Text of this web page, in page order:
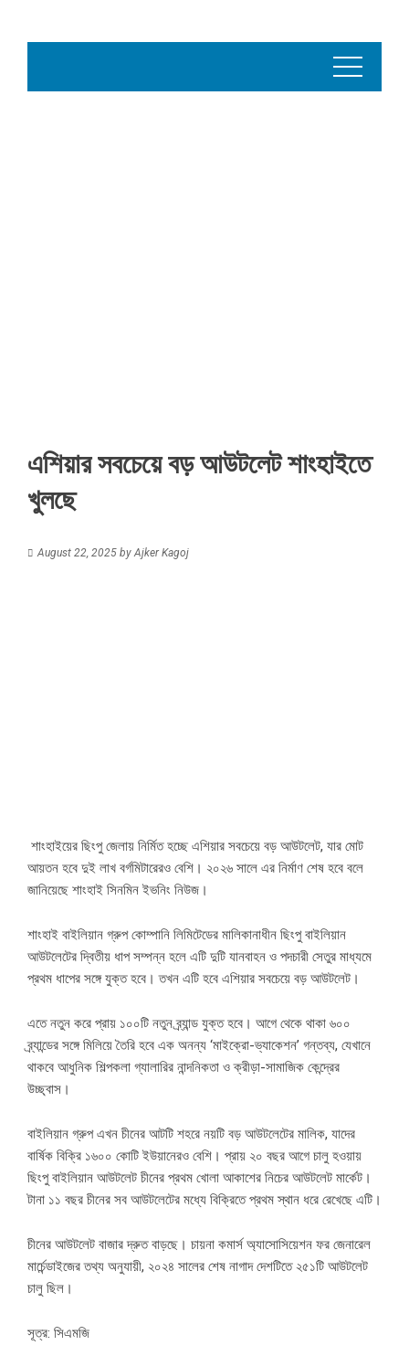
এশিয়ার সবচেয়ে বড় আউটলেট শাংহাইতে
খুলছে
August 22, 2025 byAjker Kagoj
শাংহাইয়ের ছিংপু জেলায় নির্মিত হচ্ছে এশিয়ার সবচেয়ে বড় আউটলেট, যার মোট
আয়তন হবে দুই লাখ বর্গমিটারেরও বেশি। ২০২৬ সালে এর নির্মাণ শেষ হবে বলে
জানিয়েছে শাংহাই সিনমিন ইভনিং নিউজ।
শাংহাই বাইলিয়ান গ্রুপ কোম্পানি লিমিটেডের মালিকানাধীন ছিংপু বাইলিয়ান
আউটলেটের দ্বিতীয় ধাপ সম্পন্ন হলে এটি দুটি যানবাহন ও পদচারী সেতুর মাধ্যমে
প্রথম ধাপের সঙ্গে যুক্ত হবে। তখন এটি হবে এশিয়ার সবচেয়ে বড় আউটলেট।
এতে নতুন করে প্রায় ১০০টি নতুন ব্র্যান্ড যুক্ত হবে। আগে থেকে থাকা ৬০০
ব্র্যান্ডের সঙ্গে মিলিয়ে তৈরি হবে এক অনন্য ‘মাইক্রো-ভ্যাকেশন’ গন্তব্য, যেখানে
থাকবে আধুনিক শিল্পকলা গ্যালারির নান্দনিকতা ও ক্রীড়া-সামাজিক কেন্দ্রের
উচ্ছ্বাস।
বাইলিয়ান গ্রুপ এখন চীনের আটটি শহরে নয়টি বড় আউটলেটের মালিক, যাদের
বার্ষিক বিক্রি ১৬০০ কোটি ইউয়ানেরও বেশি। প্রায় ২০ বছর আগে চালু হওয়ায়
ছিংপু বাইলিয়ান আউটলেট চীনের প্রথম খোলা আকাশের নিচের আউটলেট মার্কেট।
টানা ১১ বছর চীনের সব আউটলেটের মধ্যে বিক্রিতে প্রথম স্থান ধরে রেখেছে এটি।
চীনের আউটলেট বাজার দ্রুত বাড়ছে। চায়না কমার্স অ্যাসোসিয়েশন ফর জেনারেল
মার্চেন্ডাইজের তথ্য অনুযায়ী, ২০২৪ সালের শেষ নাগাদ দেশটিতে ২৫১টি আউটলেট
চালু ছিল।
সূত্র: সিএমজি